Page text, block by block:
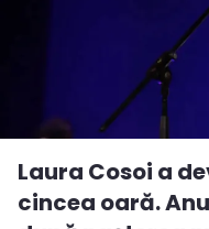
Laura Cosoi a
cincea oară.